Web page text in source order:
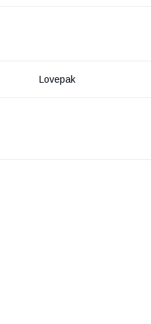
Lovepak